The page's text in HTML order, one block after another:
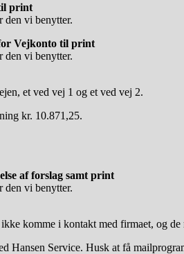
print
den vi benytter.
Vejkonto til print
den vi benytter.
et ved vej 1 og et ved vej 2.
kr. 10.871,25.
af forslag samt print
den vi benytter.
komme i kontakt med firmaet, og
Hansen Service. Husk at få